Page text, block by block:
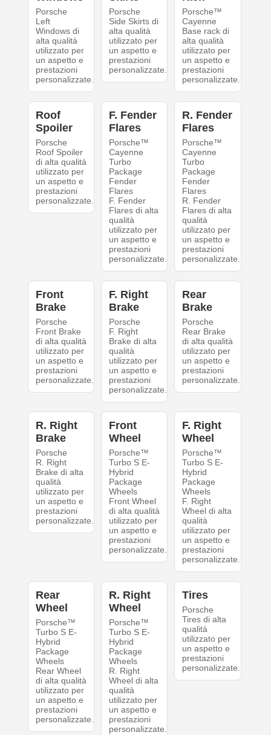
Porsche
Left
Windows di
alta qualità
utilizzato per
un aspetto e
prestazioni
personalizzate.
Porsche
Side Skirts di
alta qualità
utilizzato per
un aspetto e
prestazioni
personalizzate.
Porsche™
Cayenne
Base rack di
alta qualità
utilizzato per
un aspetto e
prestazioni
personalizzate.
Roof
Spoiler
Porsche
Roof Spoiler
di alta qualità
utilizzato per
un aspetto e
prestazioni
personalizzate.
F. Fender
Flares
Porsche™
Cayenne
Turbo
Package
Fender
Flares
F. Fender
Flares di alta
qualità
utilizzato per
un aspetto e
prestazioni
personalizzate.
R. Fender
Flares
Porsche™
Cayenne
Turbo
Package
Fender
Flares
R. Fender
Flares di alta
qualità
utilizzato per
un aspetto e
prestazioni
personalizzate.
Front
Brake
Porsche
Front Brake
di alta qualità
utilizzato per
un aspetto e
prestazioni
personalizzate.
F. Right
Brake
Porsche
F. Right
Brake di alta
qualità
utilizzato per
un aspetto e
prestazioni
personalizzate.
Rear
Brake
Porsche
Rear Brake
di alta qualità
utilizzato per
un aspetto e
prestazioni
personalizzate.
R. Right
Brake
Porsche
R. Right
Brake di alta
qualità
utilizzato per
un aspetto e
prestazioni
personalizzate.
Front
Wheel
Porsche™
Turbo S E-
Hybrid
Package
Wheels
Front Wheel
di alta qualità
utilizzato per
un aspetto e
prestazioni
personalizzate.
F. Right
Wheel
Porsche™
Turbo S E-
Hybrid
Package
Wheels
F. Right
Wheel di alta
qualità
utilizzato per
un aspetto e
prestazioni
personalizzate.
Rear
Wheel
Porsche™
Turbo S E-
Hybrid
Package
Wheels
Rear Wheel
di alta qualità
utilizzato per
un aspetto e
prestazioni
personalizzate.
R. Right
Wheel
Porsche™
Turbo S E-
Hybrid
Package
Wheels
R. Right
Wheel di alta
qualità
utilizzato per
un aspetto e
prestazioni
personalizzate.
Tires
Porsche
Tires di alta
qualità
utilizzato per
un aspetto e
prestazioni
personalizzate.